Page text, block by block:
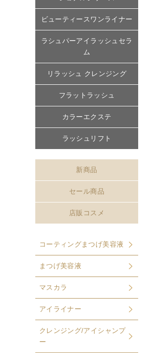
ビューティースワンライナー
ラシュパーアイラッシュセラ
ム
リラッシュ クレンジング
フラットラッシュ
カラーエクステ
ラッシュリフト
新商品
セール商品
店販コスメ
コーティングまつげ美容液
まつげ美容液
マスカラ
アイライナー
クレンジング/アイシャンプ
ー